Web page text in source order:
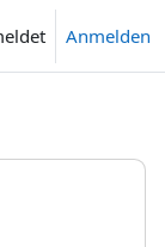
Anmelden